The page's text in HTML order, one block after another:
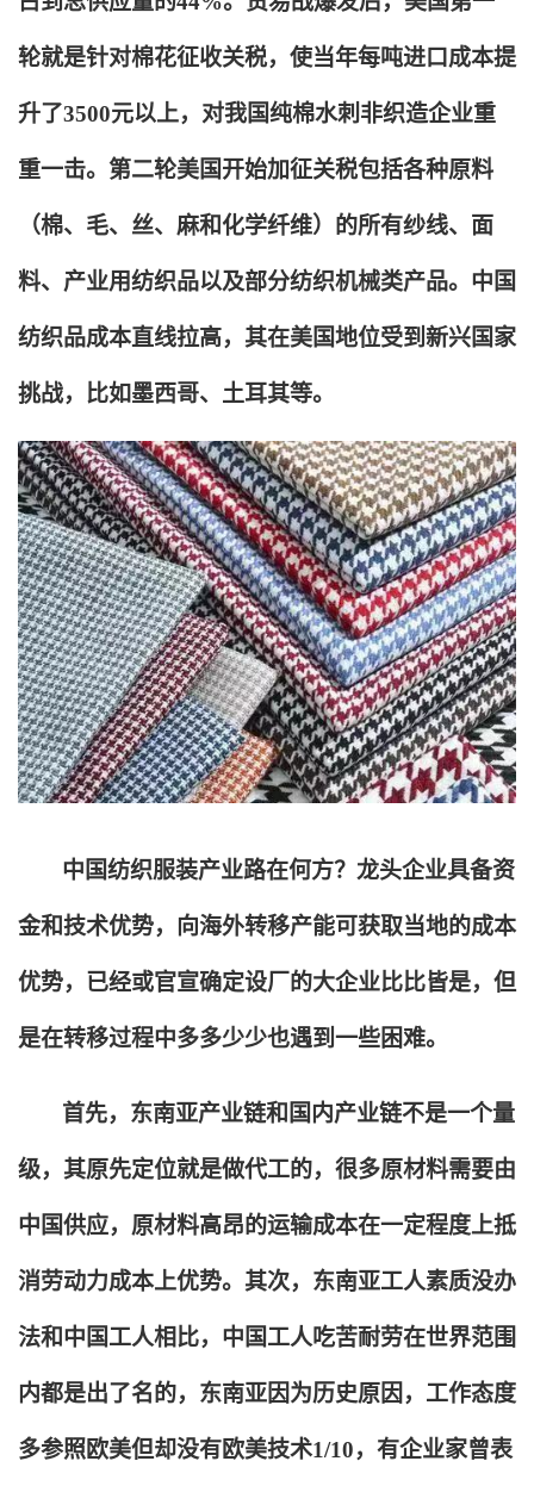
轮就是针对棉花征收关税，使当年每吨进口成本提
升了3500元以上，对我国纯棉水刺非织造企业重
重一击。第二轮美国开始加征关税包括各种原料
（棉、毛、丝、麻和化学纤维）的所有纱线、面
料、产业用纺织品以及部分纺织机械类产品。中国
纺织品成本直线拉高，其在美国地位受到新兴国家
挑战，比如墨西哥、土耳其等。
中国纺织服装产业路在何方？龙头企业具备资
金和技术优势，向海外转移产能可获取当地的成本
优势，已经或官宣确定设厂的大企业比比皆是，但
是在转移过程中多多少少也遇到一些困难。
首先，东南亚产业链和国内产业链不是一个量
级，其原先定位就是做代工的，很多原材料需要由
中国供应，原材料高昂的运输成本在一定程度上抵
消劳动力成本上优势。其次，东南亚工人素质没办
法和中国工人相比，中国工人吃苦耐劳在世界范围
内都是出了名的，东南亚因为历史原因，工作态度
多参照欧美但却没有欧美技术1/10，有企业家曾表